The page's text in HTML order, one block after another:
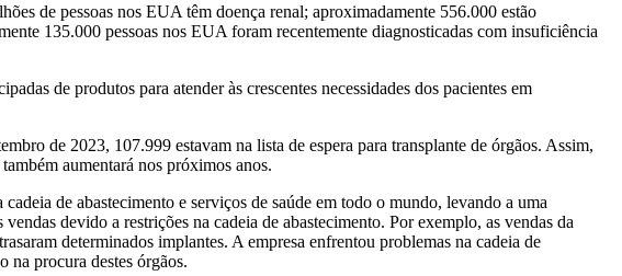
de pessoas nos EUA têm doença renal; aproximadamente 556.000 estão
135.000 pessoas nos EUA foram recentemente diagnosticadas com insuficiência
de produtos para atender às crescentes necessidades dos pacientes em
de 2023, 107.999 estavam na lista de espera para transplante de órgãos. Assim,
aumentará nos próximos anos.
de abastecimento e serviços de saúde em todo o mundo, levando a uma
devido a restrições na cadeia de abastecimento. Por exemplo, as vendas da
determinados implantes. A empresa enfrentou problemas na cadeia de
na procura destes órgãos.